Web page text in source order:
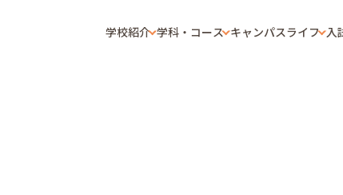
学校紹介 学科・コース キャンパスライフ 入